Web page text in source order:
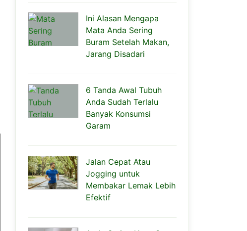
Ini Alasan Mengapa
Mata Anda Sering
Buram Setelah Makan,
Jarang Disadari
6 Tanda Awal Tubuh
Anda Sudah Terlalu
Banyak Konsumsi
Garam
Jalan Cepat Atau
Jogging untuk
Membakar Lemak Lebih
Efektif